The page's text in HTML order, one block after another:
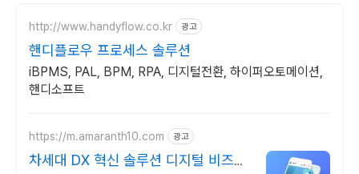
http://www.handyflow.co.kr 광고
핸디플로우 프로세스 솔루션
iBPMS, PAL, BPM, RPA, 디지털전환, 하이퍼오토메이션,
핸디소프트
https://m.amaranth10.com 광고
차세대 DX 혁신 솔루션 디지털 비즈니